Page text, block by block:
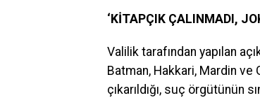
‘KİTAPÇIK ÇALINMADI,
Valilik tarafından yapılan
Batman, Hakkari, Mardin
çıkarıldığı, suç örgütünün